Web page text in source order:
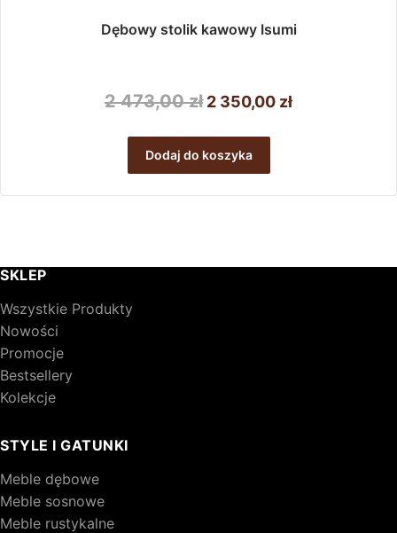
Dębowy stolik kawowy Isumi
2 473,00zł Pierwotna
wynosiła:
2
473,00 zł.
2 350,00 złAktualna
350,00 zł.
Dodaj do koszyka
SKLEP
Wszystkie Produkty
Nowości
Promocje
Bestsellery
Kolekcje
STYLE I GATUNKI
Meble dębowe
Meble sosnowe
Meble rustykalne